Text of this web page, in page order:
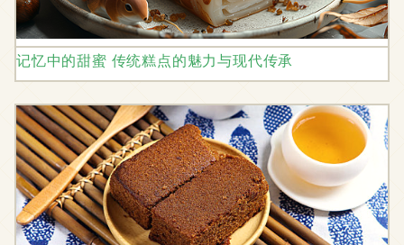
记忆中的甜蜜 传统糕点的魅力与现代传承